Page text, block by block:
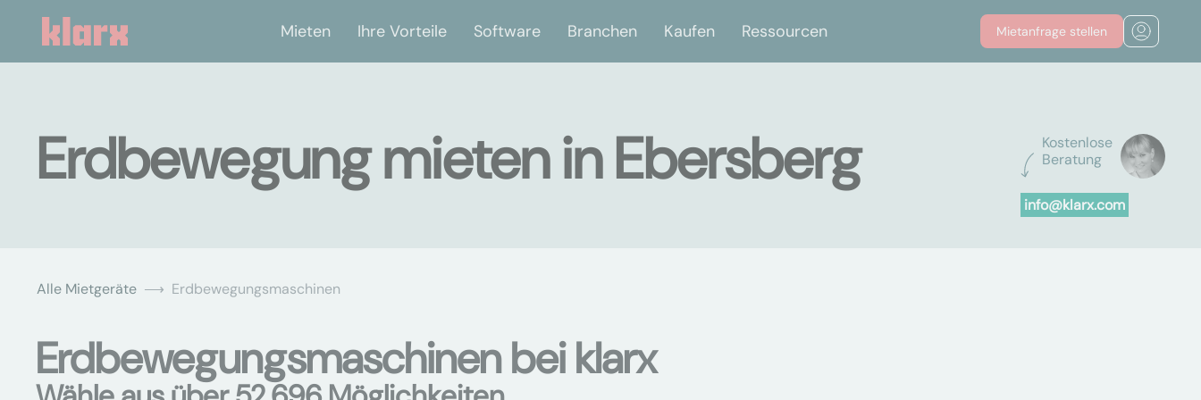
Mieten Ihre Vorteile Software Branchen Kaufen Ressourcen Mietanfrage stellen
Kostenlose
Beratung
info@klarx.com
Erdbewegung mieten in Ebersberg
Alle Mietgeräte Erdbewegungsmaschinen
Erdbewegungsmaschinen bei klarx